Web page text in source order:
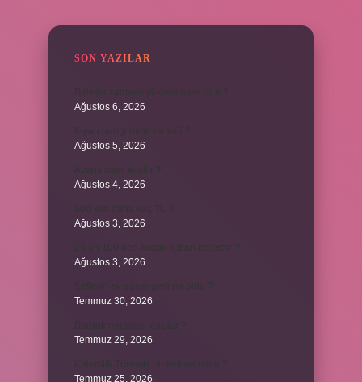
SON YAZILAR
Ağustos 6, 2026
Ağustos 5, 2026
Ağustos 4, 2026
Ağustos 3, 2026
Ağustos 3, 2026
Temmuz 30, 2026
Temmuz 29, 2026
Temmuz 25, 2026